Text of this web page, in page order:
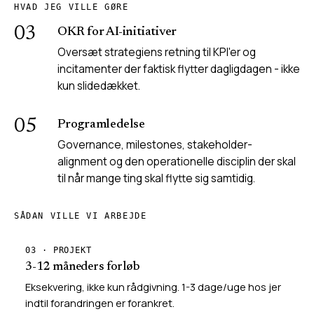
HVAD JEG VILLE GØRE
03 OKR for AI-initiativer
Oversæt strategiens retning til KPI'er og
incitamenter der faktisk flytter dagligdagen - ikke
kun slidedækket.
05 Programledelse
Governance, milestones, stakeholder-
alignment og den operationelle disciplin der skal
til når mange ting skal flytte sig samtidig.
SÅDAN VILLE VI ARBEJDE
03 · PROJEKT
3-12 måneders forløb
Eksekvering, ikke kun rådgivning. 1-3 dage/uge hos jer
indtil forandringen er forankret.